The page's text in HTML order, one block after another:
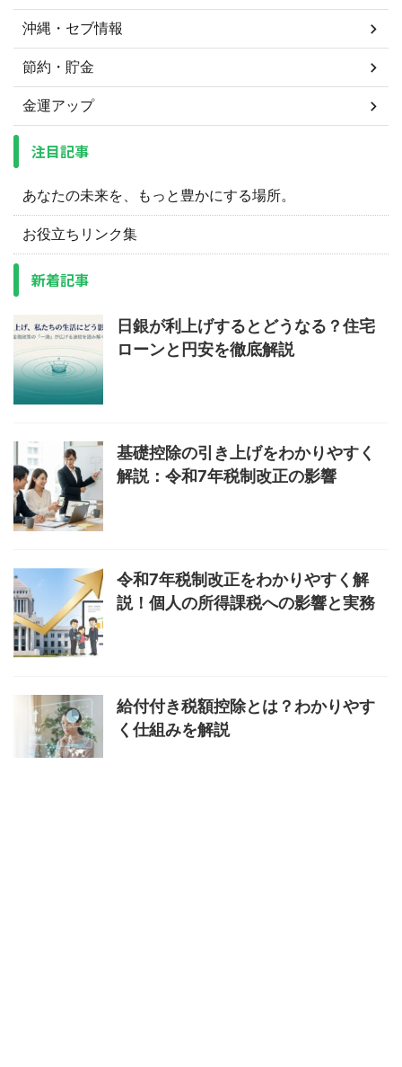
沖縄・セブ情報
節約・貯金
金運アップ
注目記事
あなたの未来を、もっと豊かにする場所。
お役立ちリンク集
新着記事
日銀が利上げするとどうなる？住宅
ローンと円安を徹底解説
基礎控除の引き上げをわかりやすく
解説：令和7年税制改正の影響
令和7年税制改正をわかりやすく解
説！個人の所得課税への影響と実務
給付付き税額控除とは？わかりやす
く仕組みを解説